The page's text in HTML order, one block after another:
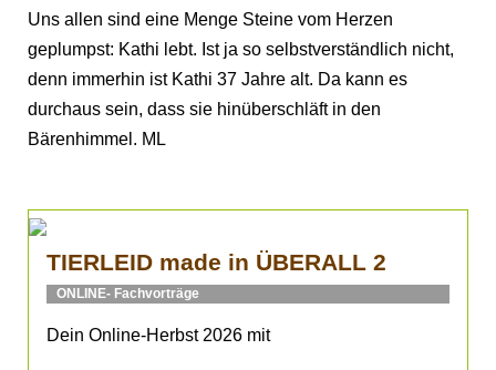
Uns allen sind eine Menge Steine vom Herzen
geplumpst: Kathi lebt. Ist ja so selbstverständlich nicht,
denn immerhin ist Kathi 37 Jahre alt. Da kann es
durchaus sein, dass sie hinüberschläft in den
Bärenhimmel. ML
TIERLEID made in ÜBERALL 2
ONLINE- Fachvorträge
Dein Online-Herbst 2026 mit